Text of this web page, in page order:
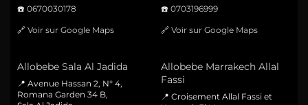
☎️ 0670030178
🔗 Voir sur Google Maps
☎️ 0703196999
🔗 Voir sur Google Maps
Allobebe Sala Al Jadida
📍 Avenue Hassan 2, N° 4,
Romana Garden 34 B,
Allobebe Marrakech Allal
Fassi
📍 Croisement Allal Fassi et